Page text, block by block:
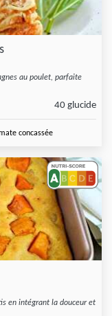
au poulet, parfaite
40 glucide
concassée
en intégrant la douceur et